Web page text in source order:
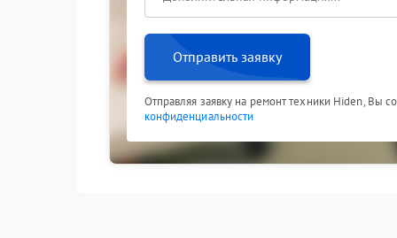
Отправить заявку
Отправляя заявку на ремонт техники Hiden, Вы
конфиденциальности